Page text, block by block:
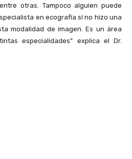
otras. Tampoco alguien puede
en ecografía sí no hizo una
modalidad de imagen. Es un área
especialidades” explica el Dr.